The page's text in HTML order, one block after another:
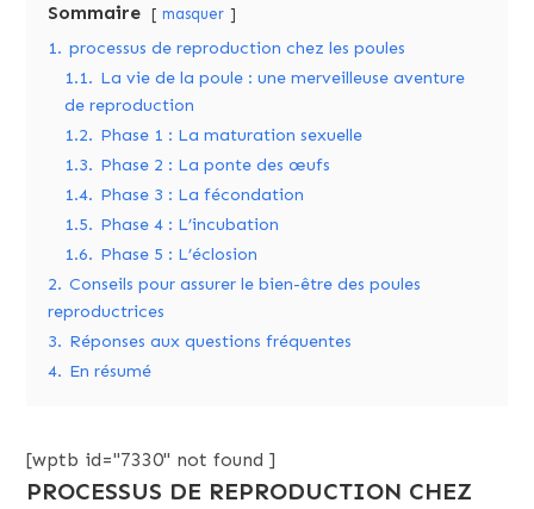
Sommaire masquer
1. processus de reproduction chez les poules
1.1. La vie de la poule : une merveilleuse aventure
de reproduction
1.2. Phase 1 : La maturation sexuelle
1.3. Phase 2 : La ponte des œufs
1.4. Phase 3 : La fécondation
1.5. Phase 4 : L’incubation
1.6. Phase 5 : L’éclosion
2. Conseils pour assurer le bien-être des poules
reproductrices
3. Réponses aux questions fréquentes
4. En résumé
[wptb id="7330" not found ]
PROCESSUS DE REPRODUCTION CHEZ